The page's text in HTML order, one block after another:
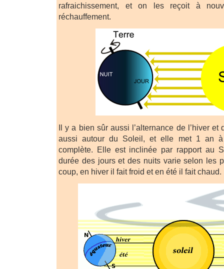
rafraichissement, et on les reçoit à
réchauffement.
Il y a bien sûr aussi l’alternance de l’hiver et
aussi autour du Soleil, et elle met 1 an à
complète. Elle est inclinée par rapport au
durée des jours et des nuits varie selon les
coup, en hiver il fait froid et en été il fait chaud.